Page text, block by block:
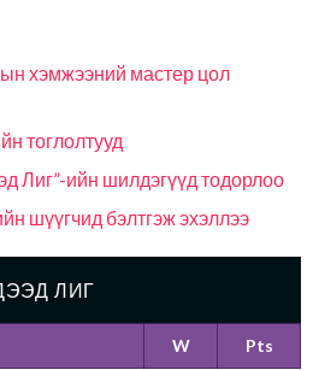
хэмжээний мастер цол
тоглолтууд
Лиг”-ийн шилдэгүүд тодорлоо
шүүгчид бэлтгэж эхэллээ
ЛИГ
W Pts